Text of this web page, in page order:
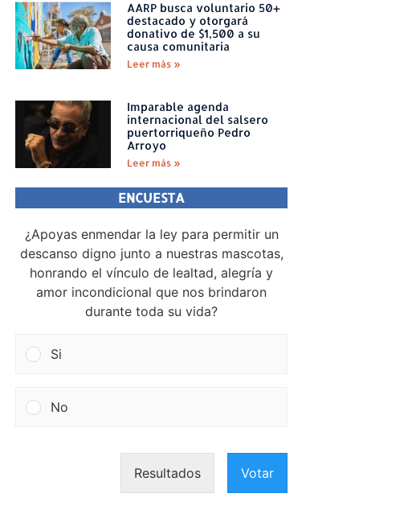
AARP busca voluntario 50+
destacado y otorgará
donativo de $1,500 a su
causa comunitaria
Leer más »
Imparable agenda
internacional del salsero
puertorriqueño Pedro
Arroyo
Leer más »
ENCUESTA
¿Apoyas enmendar la ley para permitir un
descanso digno junto a nuestras mascotas,
honrando el vínculo de lealtad, alegría y
amor incondicional que nos brindaron
durante toda su vida?
Si
No
Resultados Votar